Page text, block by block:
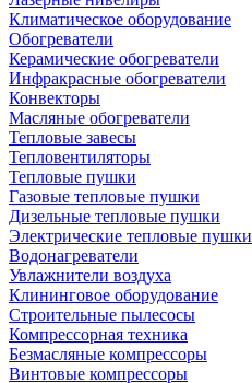
Климатическое оборудование
Обогреватели
Керамические обогреватели
Инфракрасные обогреватели
Конвекторы
Масляные обогреватели
Тепловые завесы
Тепловентиляторы
Тепловые пушки
Газовые тепловые пушки
Дизельные тепловые пушки
Электрические тепловые пушки
Водонагреватели
Увлажнители воздуха
Клининговое оборудование
Строительные пылесосы
Компрессорная техника
Безмасляные компрессоры
Винтовые компрессоры